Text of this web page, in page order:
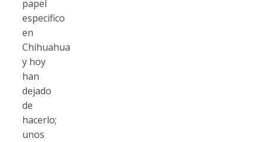
papel
especifico
en
Chihuahua
y hoy
han
dejado
de
hacerlo;
unos